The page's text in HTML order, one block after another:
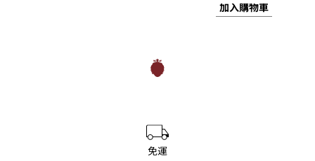
加入購物車
免運